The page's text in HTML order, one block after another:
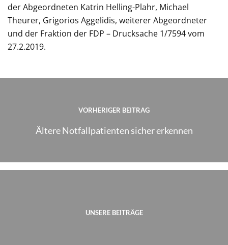
der Abgeordneten Katrin Helling-Plahr, Michael
Theurer, Grigorios Aggelidis, weiterer Abgeordneter
und der Fraktion der FDP – Drucksache 1/7594 vom
27.2.2019.
VORHERIGER BEITRAG
Ältere Notfallpatienten sicher erkennen
UNSERE BEITRÄGE